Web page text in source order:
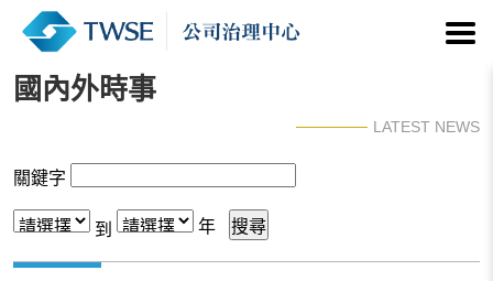
國內外時事
LATEST NEWS
關鍵字
到 年